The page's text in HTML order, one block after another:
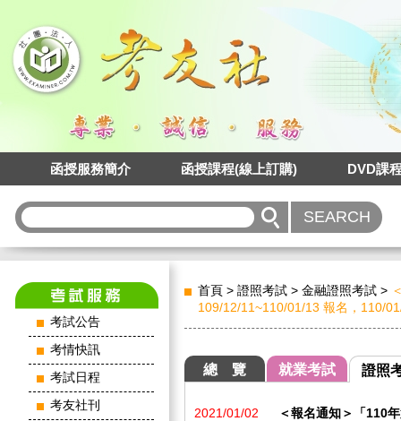
函授服務簡介 函授課程(線上訂購) DVD課
考試公告
考情快訊
考試日程
考友社刊
首頁 > 證照考試 > 金融證照考試 >
109/12/11~110/01/13 報名，110/
總 覽 就業考試 證照
2021/01/02
＜報名通知＞「110